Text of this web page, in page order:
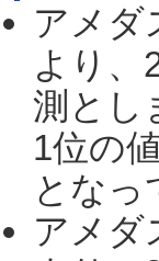
アメダ
より、
測とし
1位の
となっ
アメダ